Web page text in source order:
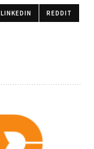
LINKEDIN REDDIT